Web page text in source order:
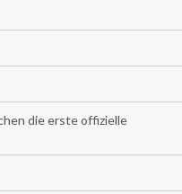
die erste offizielle